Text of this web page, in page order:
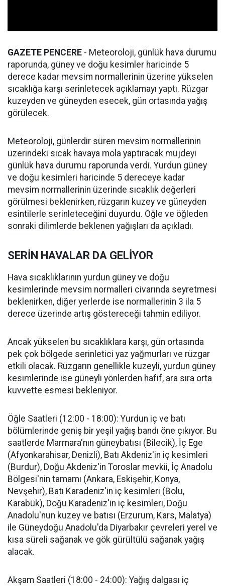
GAZETE PENCERE - Meteoroloji, günlük hava durumu
raporunda, güney ve doğu kesimler haricinde 5
derece kadar mevsim normallerinin üzerine yükselen
sıcaklığa karşı serinletecek açıklamayı yaptı. Rüzgar
kuzeyden ve güneyden esecek, gün ortasında yağış
görülecek.
Meteoroloji, günlerdir süren mevsim normallerinin
üzerindeki sıcak havaya mola yaptıracak müjdeyi
günlük hava durumu raporunda verdi. Yurdun güney
ve doğu kesimleri haricinde 5 dereceye kadar
mevsim normallerinin üzerinde sıcaklık değerleri
görülmesi beklenirken, rüzgarın kuzey ve güneyden
esintilerle serinleteceğini duyurdu. Öğle ve öğleden
sonraki dilimlerde beklenen yağışları da açıkladı.
SERİN HAVALAR DA GELİYOR
Hava sıcaklıklarının yurdun güney ve doğu
kesimlerinde mevsim normalleri civarında seyretmesi
beklenirken, diğer yerlerde ise normallerinin 3 ila 5
derece üzerinde artış göstereceği tahmin ediliyor.
Ancak yükselen bu sıcaklıklara karşı, gün ortasında
pek çok bölgede serinletici yaz yağmurları ve rüzgar
etkili olacak. Rüzgarın genellikle kuzeyli, yurdun güney
kesimlerinde ise güneyli yönlerden hafif, ara sıra orta
kuvvette esmesi bekleniyor.
Öğle Saatleri (12:00 - 18:00): Yurdun iç ve batı
bölümlerinde geniş bir yeşil yağış bandı öne çıkıyor. Bu
saatlerde Marmara'nın güneybatısı (Bilecik), İç Ege
(Afyonkarahisar, Denizli), Batı Akdeniz'in iç kesimleri
(Burdur), Doğu Akdeniz'in Toroslar mevkii, İç Anadolu
Bölgesi'nin tamamı (Ankara, Eskişehir, Konya,
Nevşehir), Batı Karadeniz'in iç kesimleri (Bolu,
Karabük), Doğu Karadeniz'in iç kesimleri, Doğu
Anadolu'nun kuzey ve batısı (Erzurum, Kars, Malatya)
ile Güneydoğu Anadolu'da Diyarbakır çevreleri yerel ve
kısa süreli sağanak ve gök gürültülü sağanak yağış
alacak.
Akşam Saatleri (18:00 - 24:00): Yağış dalgası iç